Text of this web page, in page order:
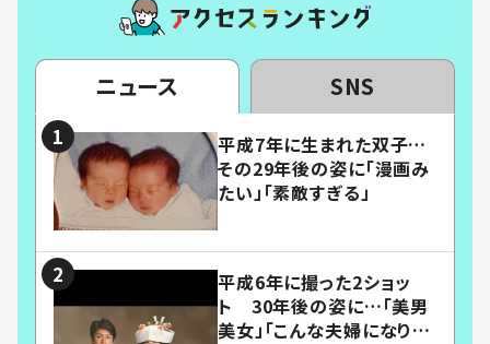
ニュース SNS
平成7年に生まれた双子…
その29年後の姿に「漫画み
たい」「素敵すぎる」
平成6年に撮った2ショッ
ト 30年後の姿に…「美男
美女」「こんな夫婦になりた